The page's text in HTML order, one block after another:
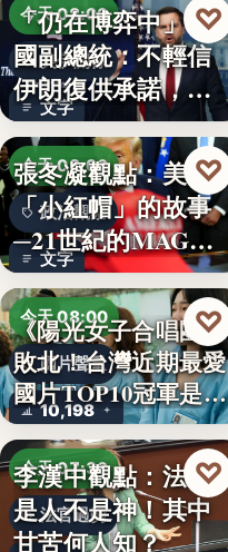
今天 08:00
美伊關係
文字
「仍在博弈中」 美
國副總統：不輕信
伊朗復供承諾，外
交、經…
♡
今天 08:00
政治觀察
文字
張冬凝觀點：美國
「小紅帽」的故事
─21世紀的MAGA
有沒…
♡
今天 08:00
國片聲量
10,198
《陽光女子合唱團》
敗北！台灣近期最愛
國片TOP10冠軍是…
♡
今天 07:30
法官過勞
李漢中觀點：法官
是人不是神！其中
甘苦何人知？
♡